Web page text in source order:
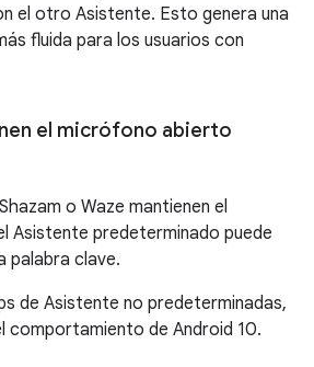
el otro Asistente. Esto genera una
fluida para los usuarios con
el micrófono abierto
o Waze mantienen el
Asistente predeterminado puede
palabra clave.
de Asistente no predeterminadas,
comportamiento de Android 10.